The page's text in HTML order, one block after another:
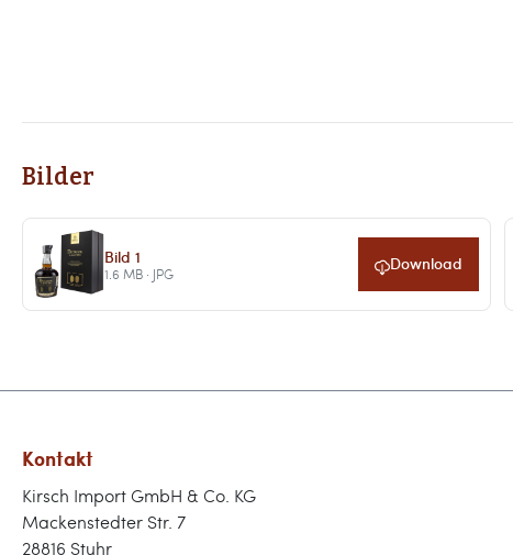
Bilder
Bild 1
1.6 MB · JPG Download
Kontakt
Kirsch Import GmbH & Co. KG
Mackenstedter Str. 7
28816 Stuhr